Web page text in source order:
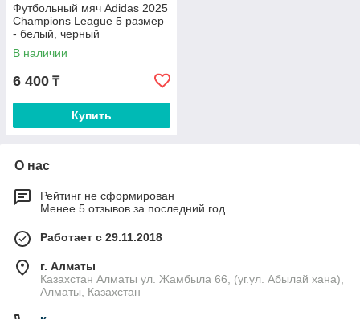
Футбольный мяч Adidas 2025
Champions League 5 размер
- белый, черный
В наличии
6 400 ₸
Купить
О нас
Рейтинг не сформирован
Менее 5 отзывов за последний год
Работает с 29.11.2018
г. Алматы
Казахстан Алматы ул. Жамбыла 66, (уг.ул. Абылай хана),
Алматы, Казахстан